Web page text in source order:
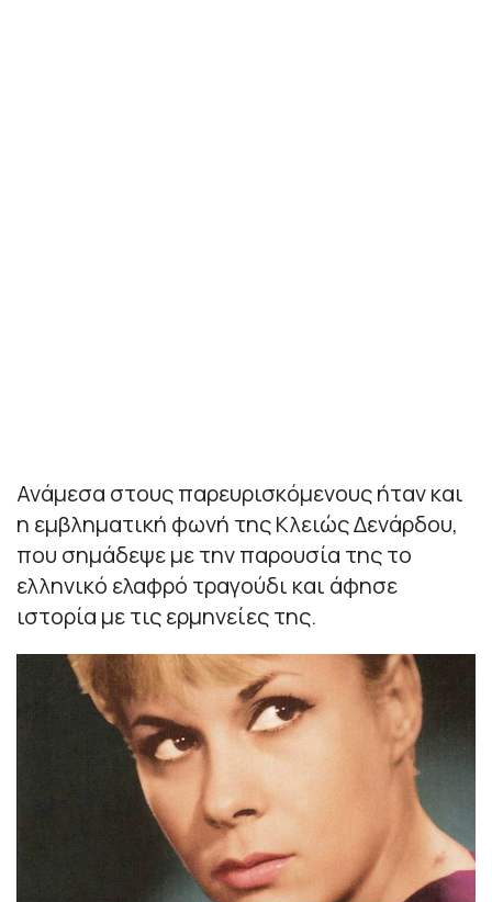
Ανάμεσα στους παρευρισκόμενους ήταν και
η εμβληματική φωνή της Κλειώς Δενάρδου,
που σημάδεψε με την παρουσία της το
ελληνικό ελαφρό τραγούδι και άφησε
ιστορία με τις ερμηνείες της.